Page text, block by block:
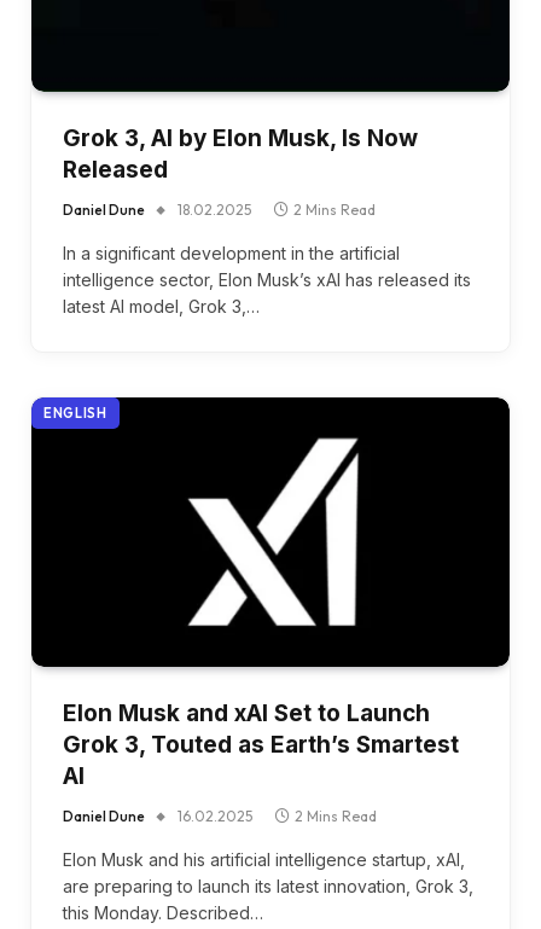
Grok 3, AI by Elon Musk, Is Now
Released
Daniel Dune 18.02.2025 2 Mins Read
In a significant development in the artificial
intelligence sector, Elon Musk’s xAI has released its
latest AI model, Grok 3,…
ENGLISH
Elon Musk and xAI Set to Launch
Grok 3, Touted as Earth’s Smartest
AI
Daniel Dune 16.02.2025 2 Mins Read
Elon Musk and his artificial intelligence startup, xAI,
are preparing to launch its latest innovation, Grok 3,
this Monday. Described…